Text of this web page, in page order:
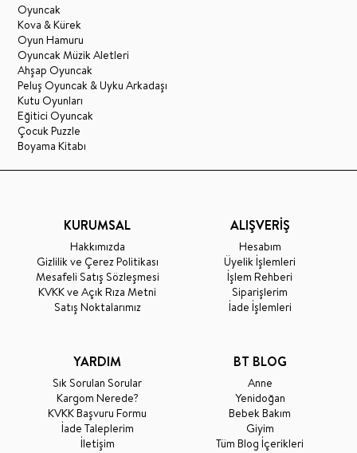
Oyuncak
Kova & Kürek
Oyun Hamuru
Oyuncak Müzik Aletleri
Ahşap Oyuncak
Peluş Oyuncak & Uyku Arkadaşı
Kutu Oyunları
Eğitici Oyuncak
Çocuk Puzzle
Boyama Kitabı
KURUMSAL
Hakkımızda
Gizlilik ve Çerez Politikası
Mesafeli Satış Sözleşmesi
KVKK ve Açık Rıza Metni
Satış Noktalarımız
ALIŞVERİŞ
Hesabım
Üyelik İşlemleri
İşlem Rehberi
Siparişlerim
İade İşlemleri
YARDIM
Sık Sorulan Sorular
Kargom Nerede?
KVKK Başvuru Formu
İade Taleplerim
İletişim
BT BLOG
Anne
Yenidoğan
Bebek Bakım
Giyim
Tüm Blog İçerikleri